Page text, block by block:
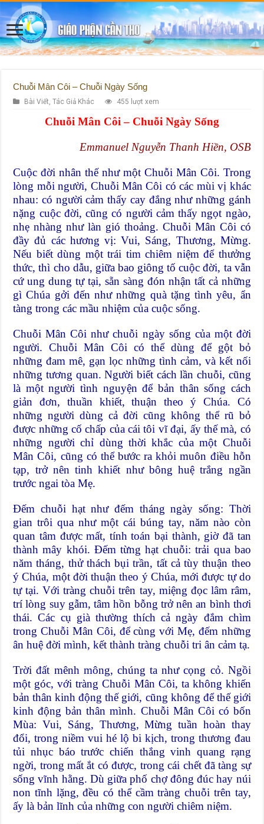
Chuỗi Mân Côi – Chuỗi Ngày Sống
Bài Viết ,Tác Giả Khác 455 lượt xem
Chuỗi Mân Côi – Chuỗi Ngày Sống
Emmanuel Nguyễn Thanh Hiền, OSB
Cuộc đời nhân thế như một Chuỗi Mân Côi. Trong
lòng mỗi người, Chuỗi Mân Côi có các mùi vị khác
nhau: có người cảm thấy cay đắng như những gánh
nặng cuộc đời, cũng có người cảm thấy ngọt ngào,
nhẹ nhàng như làn gió thoảng. Chuỗi Mân Côi có
đầy đủ các hương vị: Vui, Sáng, Thương, Mừng.
Nếu biết dùng một trái tim chiêm niệm để thưởng
thức, thì cho dẫu, giữa bao giông tố cuộc đời, ta vẫn
cứ ung dung tự tại, sẵn sàng đón nhận tất cả những
gì Chúa gởi đến như những quà tặng tình yêu, ẩn
tàng trong các mầu nhiệm của cuộc sống.
Chuỗi Mân Côi như chuỗi ngày sống của một đời
người. Chuỗi Mân Côi có thể dùng để gột bỏ
những đam mê, gạn lọc những tình cảm, và kết nối
những tương quan. Người biết cách lần chuỗi, cũng
là một người tình nguyện để bản thân sống cách
giản đơn, thuần khiết, thuận theo ý Chúa. Có
những người dùng cả đời cũng không thể rũ bỏ
được những cố chấp của cái tôi vĩ đại, ấy thế mà, có
những người chỉ dùng thời khắc của một Chuỗi
Mân Côi, cũng có thể bước ra khỏi muôn điều hỗn
tạp, trở nên tinh khiết như bông huệ trắng ngần
trước ngai tòa Mẹ.
Đếm chuỗi hạt như đếm tháng ngày sống: Thời
gian trôi qua như một cái búng tay, năm nào còn
quan tâm được mất, tính toán bại thành, giờ đã tan
thành mây khói. Đếm từng hạt chuỗi: trải qua bao
năm tháng, thử thách bụi trần, tất cả tùy thuận theo
ý Chúa, một đời thuận theo ý Chúa, mới được tự do
tự tại. Với tràng chuỗi trên tay, miệng đọc lâm râm,
trí lòng suy gẫm, tâm hồn bỗng trở nên an bình thơi
thái. Các cụ già thường thích cả ngày đắm chìm
trong Chuỗi Mân Côi, để cùng với Mẹ, đếm những
ân huệ đời mình, kết thành tràng chuỗi tri ân cảm tạ.
Trời đất mênh mông, chúng ta như cọng cỏ. Ngồi
một góc, với tràng Chuỗi Mân Côi, ta không khiến
bản thân kinh động thế giới, cũng không để thế giới
kinh động bản thân mình. Chuỗi Mân Côi có bốn
Mùa: Vui, Sáng, Thương, Mừng tuần hoàn thay
đổi, trong niềm vui hé lộ bi kịch, trong thương đau
tủi nhục báo trước chiến thắng vinh quang rạng
ngời, trong mất ắt có được, trong cái chết đã tàng sự
sống vĩnh hằng. Dù giữa phố chợ đông đúc hay núi
non tĩnh lặng, đều có thể cầm tràng chuỗi trên tay,
ấy là bản lĩnh của những con người chiêm niệm.